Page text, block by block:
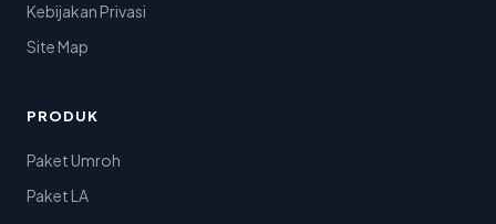
Kebijakan Privasi
Site Map
PRODUK
Paket Umroh
Paket LA